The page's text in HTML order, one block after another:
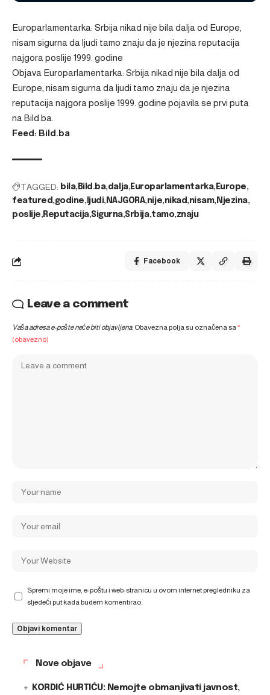
Europarlamentarka: Srbija nikad nije bila dalja od Europe,
nisam sigurna da ljudi tamo znaju da je njezina reputacija
najgora poslije 1999. godine
Objava Europarlamentarka: Srbija nikad nije bila dalja od
Europe, nisam sigurna da ljudi tamo znaju da je njezina
reputacija najgora poslije 1999. godine pojavila se prvi puta
na Bild.ba
Feed: Bild.ba
TAGGED: bila Bild.ba dalja Europarlamentarka Europe
featured godine ljudi NAJGORA nije nikad nisam Njezina
poslije Reputacija Sigurna Srbija tamo znaju
Facebook
Leave a comment
Vaša adresa e-pošte neće biti objavljena. Obavezna polja su označena sa*
(obavezno)
Spremi moje ime, e-poštu i web-stranicu u ovom internet pregledniku za
sljedeći put kada budem komentirao.
Nove objave
KORDIĆ HURTIĆU: Nemojte obmanjivati javnost,